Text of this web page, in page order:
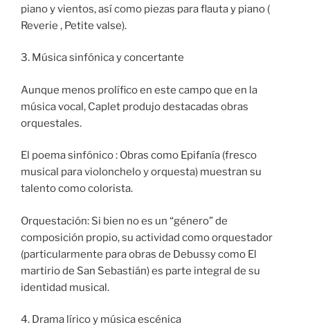
piano y vientos, así como piezas para flauta y piano (
Reverie , Petite valse).
3. Música sinfónica y concertante
Aunque menos prolífico en este campo que en la
música vocal, Caplet produjo destacadas obras
orquestales.
El poema sinfónico : Obras como Epifanía (fresco
musical para violonchelo y orquesta) muestran su
talento como colorista.
Orquestación: Si bien no es un “género” de
composición propio, su actividad como orquestador
(particularmente para obras de Debussy como El
martirio de San Sebastián) es parte integral de su
identidad musical.
4. Drama lírico y música escénica